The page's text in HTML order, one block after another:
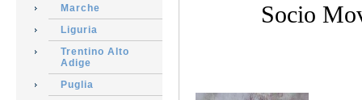
Marche
Liguria
Trentino Alto
Adige
Puglia
Socio